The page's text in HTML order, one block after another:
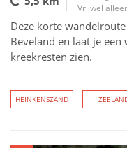
Vrijwel
Deze korte
Beveland en laat je
kreekresten zien.
HEINKENSZAND